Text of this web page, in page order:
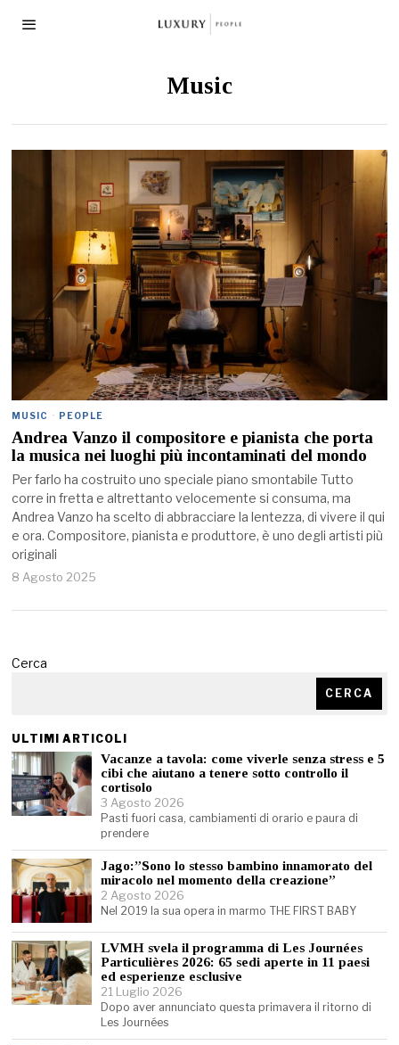
Music
MUSIC · PEOPLE
Andrea Vanzo il compositore e pianista che porta
la musica nei luoghi più incontaminati del mondo
Per farlo ha costruito uno speciale piano smontabile Tutto
corre in fretta e altrettanto velocemente si consuma, ma
Andrea Vanzo ha scelto di abbracciare la lentezza, di vivere il qui
e ora. Compositore, pianista e produttore, è uno degli artisti più
originali
8 Agosto 2025
Cerca
CERCA
ULTIMI ARTICOLI
Vacanze a tavola: come viverle senza stress e 5
cibi che aiutano a tenere sotto controllo il
cortisolo
3 Agosto 2026
Pasti fuori casa, cambiamenti di orario e paura di
prendere
Jago:”Sono lo stesso bambino innamorato del
miracolo nel momento della creazione”
2 Agosto 2026
Nel 2019 la sua opera in marmo THE FIRST BABY
LVMH svela il programma di Les Journées
Particulières 2026: 65 sedi aperte in 11 paesi
ed esperienze esclusive
21 Luglio 2026
Dopo aver annunciato questa primavera il ritorno di
Les Journées